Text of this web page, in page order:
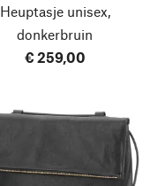
Heuptasje unisex,
donkerbruin
€ 259,00